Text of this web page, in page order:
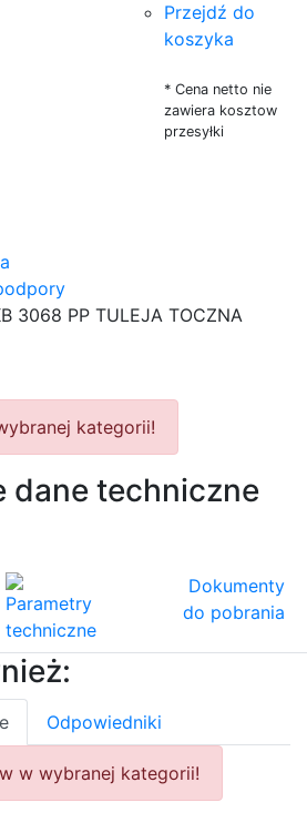
Przejdź do
koszyka
* Cena netto nie
zawiera kosztow
przesyłki
3068 PP TULEJA TOCZNA
kategorii!
dane techniczne
Parametry
techniczne
Dokumenty
do pobrania
Odpowiedniki
w wybranej kategorii!